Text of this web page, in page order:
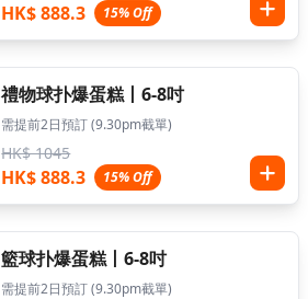
HK$ 888.3 15% Off
禮物球扑爆蛋糕丨6-8吋
需提前2日預訂 (9.30pm截單)
HK$ 1045
HK$ 888.3 15% Off
籃球扑爆蛋糕丨6-8吋
需提前2日預訂 (9.30pm截單)